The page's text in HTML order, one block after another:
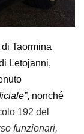
Taormina
Letojanni,
, nonché
192 del
funzionari,